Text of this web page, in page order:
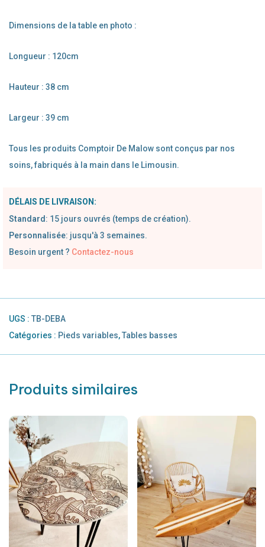
Dimensions de la table en photo :
Longueur : 120cm
Hauteur : 38 cm
Largeur : 39 cm
Tous les produits Comptoir De Malow sont conçus par nos
soins, fabriqués à la main dans le Limousin.
DÉLAIS DE LIVRAISON:
Standard : 1 5 jours ouvrés (temps de création).
Personnalisée: jusqu'à 3 semaines.
Besoin urgent ? Contactez-nous
UGS : TB-DEBA
Catégories : Pieds variables,Tables basses
Produits similaires